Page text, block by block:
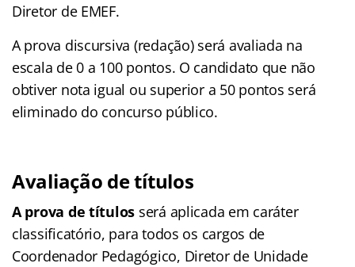
Diretor de EMEF.
A prova discursiva (redação) será avaliada na
escala de 0 a 100 pontos. O candidato que não
obtiver nota igual ou superior a 50 pontos será
eliminado do concurso público.
Avaliação de títulos
A prova de títulos será aplicada em caráter
classificatório, para todos os cargos de
Coordenador Pedagógico, Diretor de Unidade